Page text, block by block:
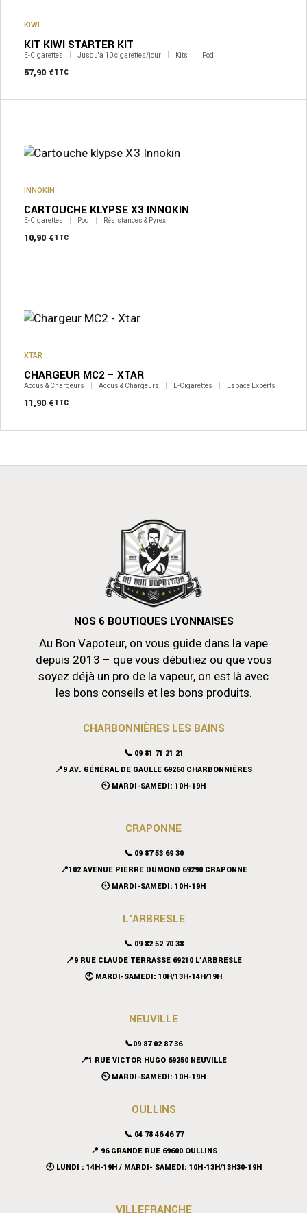
KIWI
KIT KIWI STARTER KIT
E-Cigarettes Jusqu'à 10 cigarettes/jour Kits Pod
57,90 €TTC
INNOKIN
CARTOUCHE KLYPSE X3 INNOKIN
E-Cigarettes Pod Résistances & Pyrex
10,90 €TTC
XTAR
CHARGEUR MC2 – XTAR
Accus & Chargeurs Accus & Chargeurs E-Cigarettes Espace Experts
11,90 €TTC
NOS 6 BOUTIQUES LYONNAISES
Au Bon Vapoteur, on vous guide dans la vape
depuis 2013 – que vous débutiez ou que vous
soyez déjà un pro de la vapeur, on est là avec
les bons conseils et les bons produits.
CHARBONNIÈRES LES BAINS
📞 09 81 71 21 21
📍9 AV. GÉNÉRAL DE GAULLE 69260 CHARBONNIÈRES
🕙 MARDI-SAMEDI: 10H-19H
CRAPONNE
📞 09 87 53 69 30
📍102 AVENUE PIERRE DUMOND 69290 CRAPONNE
🕙 MARDI-SAMEDI: 10H-19H
L’ARBRESLE
📞 09 82 52 70 38
📍9 RUE CLAUDE TERRASSE 69210 L’ARBRESLE
🕙 MARDI-SAMEDI: 10H/13H-14H/19H
NEUVILLE
📞09 87 02 87 36
📍1 RUE VICTOR HUGO 69250 NEUVILLE
🕙 MARDI-SAMEDI: 10H-19H
OULLINS
📞 04 78 46 46 77
📍 96 GRANDE RUE 69600 OULLINS
🕙 LUNDI : 14H-19H / MARDI- SAMEDI: 10H-13H/13H30-19H
VILLEFRANCHE